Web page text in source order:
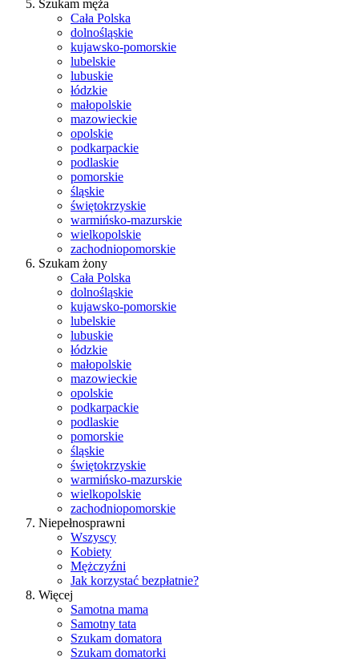
Szukam męża
Cała Polska
dolnośląskie
kujawsko-pomorskie
lubelskie
lubuskie
łódzkie
małopolskie
mazowieckie
opolskie
podkarpackie
podlaskie
pomorskie
śląskie
świętokrzyskie
warmińsko-mazurskie
wielkopolskie
zachodniopomorskie
Szukam żony
Cała Polska
dolnośląskie
kujawsko-pomorskie
lubelskie
lubuskie
łódzkie
małopolskie
mazowieckie
opolskie
podkarpackie
podlaskie
pomorskie
śląskie
świętokrzyskie
warmińsko-mazurskie
wielkopolskie
zachodniopomorskie
Niepełnosprawni
Wszyscy
Kobiety
Mężczyźni
Jak korzystać bezpłatnie?
Więcej
Samotna mama
Samotny tata
Szukam domatora
Szukam domatorki